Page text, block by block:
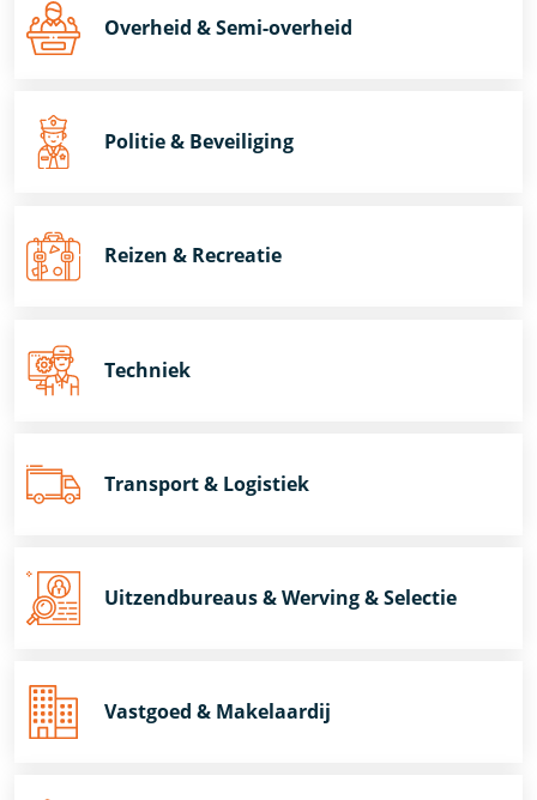
Overheid & Semi-overheid
Politie & Beveiliging
Reizen & Recreatie
Techniek
Transport & Logistiek
Uitzendbureaus & Werving & Selectie
Vastgoed & Makelaardij